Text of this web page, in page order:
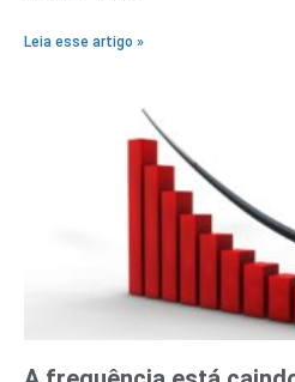
Leia esse artigo »